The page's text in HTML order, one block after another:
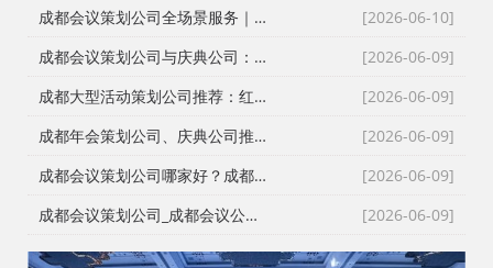
[2026-06-10]
成都会议策划公司全场景服务｜成都活动公司活动类型全覆盖，成都会务公司一站式解决方案
[2026-06-09]
成都会议策划公司与庆典公司：红星商贸高难度活动执行实录
[2026-06-09]
成都大型活动策划公司推荐：红星27年深耕，专业靠谱团队大
[2026-06-09]
成都年会策划公司、庆典公司推荐：企业年会、周年庆典、颁奖典礼一站式承办，红星演艺与搭建团队专业靠谱
[2026-06-09]
成都会议策划公司哪家好？成都会务公司、会议公司推荐：红星活动专业承办新闻发布会与招商会
[2026-06-09]
成都会议策划公司_成都会议公司与成都年会策划公司专业执行团队